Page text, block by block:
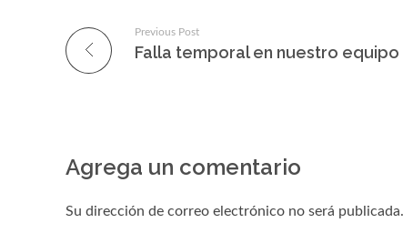
Previous Post
Agrega un comentario
Su dirección de correo electrónico no será